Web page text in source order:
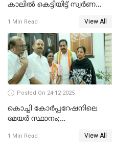
കാലിൽ കെട്ടിയിട്ട് സ്വർണവും
കൊച്ചുമകനും സുഹൃത്തും
അറസ്റ്റിൽ
1 Min Read View All
Posted On 24-12-2025
കൊച്ചി കോര്‍പ്പറേഷനിലെ
മേയര്‍ സ്ഥാനം;
രൂക്ഷം
1 Min Read View All